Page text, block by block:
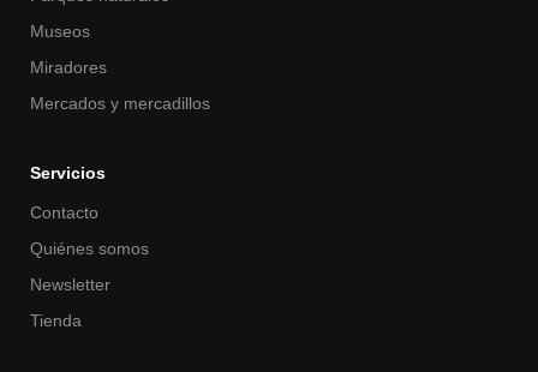
Museos
Miradores
Mercados y mercadillos
Servicios
Contacto
Quiénes somos
Newsletter
Tienda